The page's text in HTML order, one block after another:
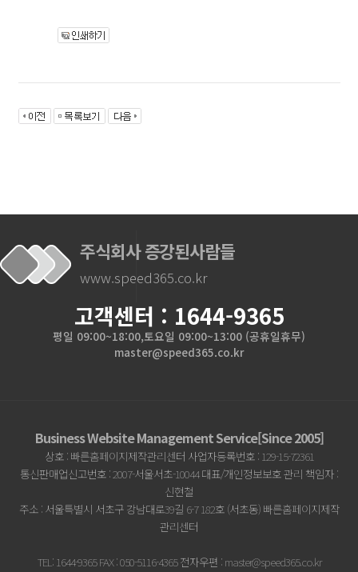
주식회사 증강된사람들
www.speed365.co.kr
고객센터 : 1644-9365
평일 09:00~18:00,토요일 09:00~13:00 (공휴일휴무)
master@speed365.co.kr
Business Website Management Service[Since 2005]
상호 : 빠른홈페이지제작관리센터 사업자등록번호 : 129-15-72361
통신판매업신고번호 : 2007-서울서초-10044 대표/개인정보보호 관리 책임자 :
신현철
주소 : 서울특별시 서초구 강남대로39길 6-7 182호 (서초동) 빠른홈페이지제작
관리센터
TEL: 1644-9365 FAX : 050-5116-4365 전자우편 : master@speed365.co.kr